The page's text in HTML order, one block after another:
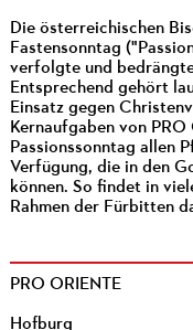
Die österreichischen
Fastensonntag
verfolgte und
Entsprechend gehört
Einsatz gegen
Kernaufgaben von
Passionssonntag allen
Verfügung, die in den
können. So findet in
Rahmen der Fürbitten
PRO ORIENTE
Hofburg